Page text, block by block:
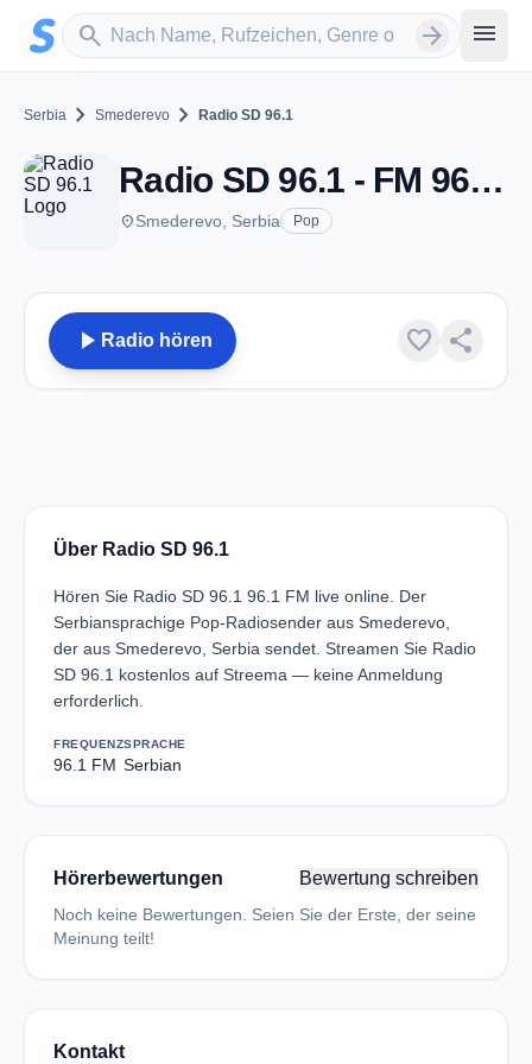
Zum Hauptinhalt springen
search
Sender suchen arrow_forward menu
Serbia chevron_right Smederevo chevron_right Radio SD 96.1
Radio SD 96.1 - FM 96.1 - Smederevo
placeSmederevo, Serbia Pop
play_arrow Radio hören favorite share
Über Radio SD 96.1
Hören Sie Radio SD 96.1 96.1 FM live online. Der
Serbiansprachige Pop-Radiosender aus Smederevo,
der aus Smederevo, Serbia sendet. Streamen Sie Radio
SD 96.1 kostenlos auf Streema — keine Anmeldung
erforderlich.
FREQUENZ
96.1 FM
SPRACHE
Serbian
Hörerbewertungen Bewertung schreiben
Noch keine Bewertungen. Seien Sie der Erste, der seine
Meinung teilt!
Kontakt